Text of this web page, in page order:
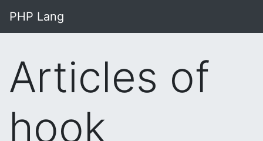
PHP Lang
Articles of
hook